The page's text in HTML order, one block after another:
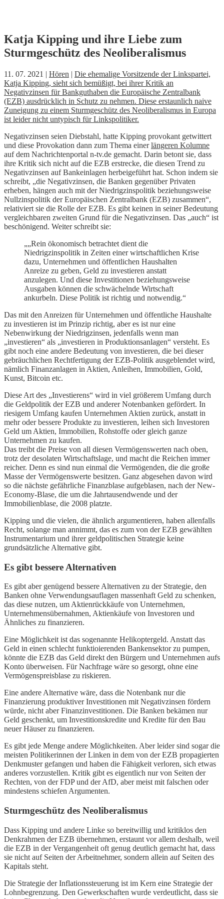
Skip
to
content
Katja Kipping und ihre Liebe zum
Sturmgeschütz des Neoliberalismus
11. 07. 2021 | Hören | Die ehemalige Vorsitzende der Linkspartei,
Katja Kipping, sieht sich bemüßigt, bei ihrer Kritik an
Negativzinsen für Bankguthaben die Europäische Zentralbank
(EZB) ausdrücklich in Schutz zu nehmen. Diese erstaunlich naive
Zuneigung zu einem Sturmgeschütz des Neoliberalismus in Europa
ist leider nicht untypisch für Linkspolitiker.
Negativzinsen seien Diebstahl, hatte Kipping provokant getwittert
und diese Provokation dann zum Thema einerlängeren Kolumne
auf dem Nachrichtenportal n-tv.de gemacht. Darin betont sie, dass
ihre Kritik sich nicht auf die EZB erstrecke, die diesen Trend zu
Negativzinsen auf Bankeinlagen herbeigeführt hat. Schon indem sie
schreibt, „die Negativzinsen, die Banken gegenüber Privaten
erheben, hängen auch mit der Niedrigzinspolitik beziehungsweise
Nullzinspolitik der Europäischen Zentralbank (EZB) zusammen“,
relativiert sie die Rolle der EZB. Es gibt keinen in seiner Bedeutung
vergleichbaren zweiten Grund für die Negativzinsen. Das „auch“ ist
beschönigend. Weiter schreibt sie:
„„Rein ökonomisch betrachtet dient die
Niedrigzinspolitik in Zeiten einer wirtschaftlichen Krise
dazu, Unternehmen und öffentlichen Haushalten
Anreize zu geben, Geld zu investieren anstatt
anzulegen. Und diese Investitionen beziehungsweise
Ausgaben können die schwächelnde Wirtschaft
ankurbeln. Diese Politik ist richtig und notwendig.“
Das mit den Anreizen für Unternehmen und öffentliche Haushalte
zu investieren ist im Prinzip richtig, aber es ist nur eine
Nebenwirkung der Niedrigzinsen, jedenfalls wenn man
„investieren“ als „investieren in Produktionsanlagen“ versteht. Es
gibt noch eine andere Bedeutung von investieren, die bei dieser
gebräuchlichen Rechtfertigung der EZB-Politik ausgeblendet wird,
nämlich Finanzanlagen in Aktien, Anleihen, Immobilien, Gold,
Kunst, Bitcoin etc.
Diese Art des „Investierens“ wird in viel größerem Umfang durch
die Geldpolitik der EZB und anderer Notenbanken gefördert. In
riesigem Umfang kaufen Unternehmen Aktien zurück, anstatt in
mehr oder bessere Produkte zu investieren, leihen sich Investoren
Geld um Aktien, Immobilien, Rohstoffe oder gleich ganze
Unternehmen zu kaufen.
Das treibt die Preise von all diesen Vermögenswerten nach oben,
trotz der desolaten Wirtschaftslage, und macht die Reichen immer
reicher. Denn es sind nun einmal die Vermögenden, die die große
Masse der Vermögenswerte besitzen. Ganz abgesehen davon wird
so die nächste gefährliche Finanzblase aufgeblasen, nach der New-
Economy-Blase, die um die Jahrtausendwende und der
Immobilienblase, die 2008 platzte.
Kipping und die vielen, die ähnlich argumentieren, haben allenfalls
Recht, solange man annimmt, das es zum von der EZB gewählten
Instrumentarium und ihrer geldpolitischen Strategie keine
grundsätzliche Alternative gibt.
Es gibt bessere Alternativen
Es gibt aber genügend bessere Alternativen zu der Strategie, den
Banken ohne Verwendungsauflagen massenhaft Geld zu schenken,
das diese nutzen, um Aktienrückkäufe von Unternehmen,
Unternehmensübernahmen, Aktienkäufe von Investoren und
Ähnliches zu finanzieren.
Eine Möglichkeit ist das sogenannte Helikoptergeld. Anstatt das
Geld in einen schlecht funktioierenden Bankensektor zu pumpen,
könnte die EZB das Geld direkt den Bürgern und Unternehmen aufs
Konto überweisen. Für Nachfrage wäre so gesorgt, ohne eine
Vermögenspreisblase zu riskieren.
Eine andere Alternative wäre, dass die Notenbank nur die
Finanzierung produktiver Investitionen mit Negativzinsen fördern
würde, nicht aber Finanzinvestitionen. Die Banken bekämen nur
Geld geschenkt, um Investitionskredite und Kredite für den Bau
neuer Häuser zu finanzieren.
Es gibt jede Menge andere Möglichkeiten. Aber leider sind sogar die
meisten Politikerinnen der Linken in dem von der EZB propagierten
Denkmuster gefangen und haben die Fähigkeit verloren, sich etwas
anderes vorzustellen. Kritik gibt es eigentlich nur von Seiten der
Rechten, von der FDP und der AfD, aber meist mit falschen oder
mindestens schiefen Argumenten.
Sturmgeschütz des Neoliberalismus
Dass Kipping und andere Linke so bereitwillig und kritiklos den
Denkrahmen der EZB übernehmen, erstaunt vor allem deshalb, weil
die EZB in der Vergangenheit oft genug deutlich gemacht hat, dass
sie nicht auf Seiten der Arbeitnehmer, sondern allein auf Seiten des
Kapitals steht.
Die Strategie der Inflationssteuerung ist im Kern eine Strategie der
Lohnbegrenzung. Den Gewerkschaften wurde verdeutlicht, dass sie